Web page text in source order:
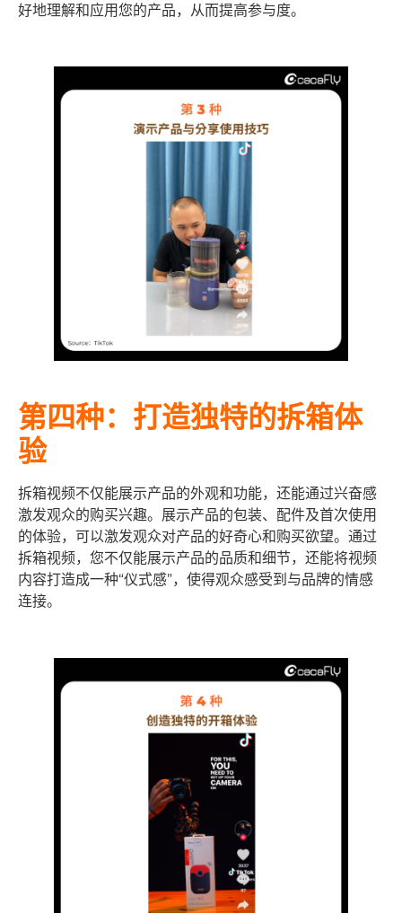
好地理解和应用您的产品，从而提高参与度。
第四种：打造独特的拆箱体
验
拆箱视频不仅能展示产品的外观和功能，还能通过兴奋感
激发观众的购买兴趣。展示产品的包装、配件及首次使用
的体验，可以激发观众对产品的好奇心和购买欲望。通过
拆箱视频，您不仅能展示产品的品质和细节，还能将视频
内容打造成一种“仪式感”，使得观众感受到与品牌的情感
连接。